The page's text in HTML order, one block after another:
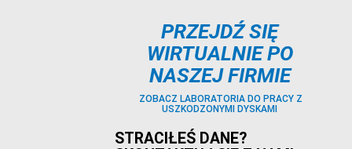
PRZEJDŹ SIĘ
WIRTUALNIE PO
NASZEJ FIRMIE
ZOBACZ LABORATORIA DO PRACY Z
USZKODZONYMI DYSKAMI
STRACIŁEŚ DANE?